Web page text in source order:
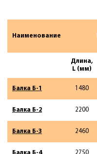
Наименование
Длина,
L (мм)
Балка Б-1 1480
Балка Б-2 2200
Балка Б-3 2460